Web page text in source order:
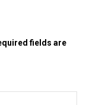
fields are